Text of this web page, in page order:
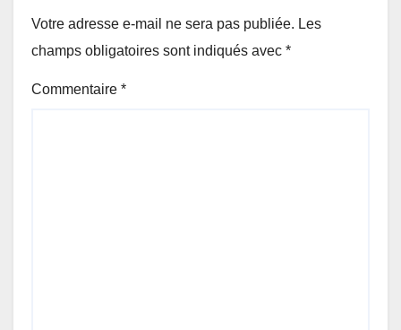
Votre adresse e-mail ne sera pas publiée. Les
champs obligatoires sont indiqués avec *
Commentaire *